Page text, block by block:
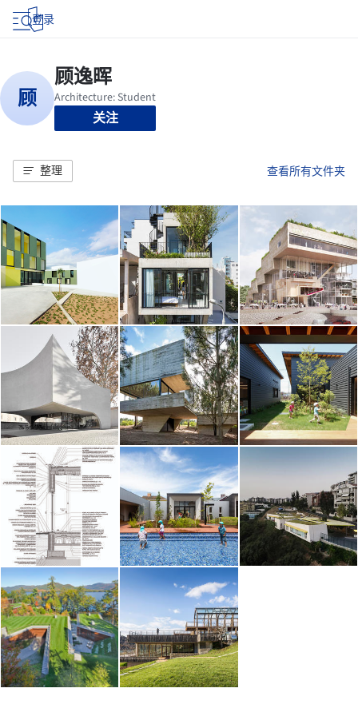
登录
关注
整理 查看所有文件夹